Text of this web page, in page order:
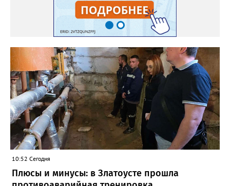
10:52 Сегодня
Плюсы и минусы: в Златоусте прошла